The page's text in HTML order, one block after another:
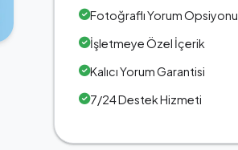
Fotoğraflı Yorum Opsiyonu
İşletmeye Özel İçerik
Kalıcı Yorum Garantisi
7/24 Destek Hizmeti